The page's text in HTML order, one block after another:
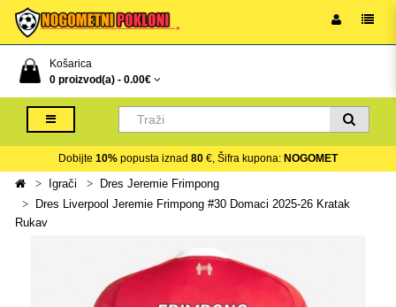
Košarica
0 proizvod(a) - 0.00€
Dobijte 10% popusta iznad 80 €, Šifra kupona: NOGOMET
Igrači
Dres Jeremie Frimpong
Dres Liverpool Jeremie Frimpong #30 Domaci 2025-26 Kratak
Rukav